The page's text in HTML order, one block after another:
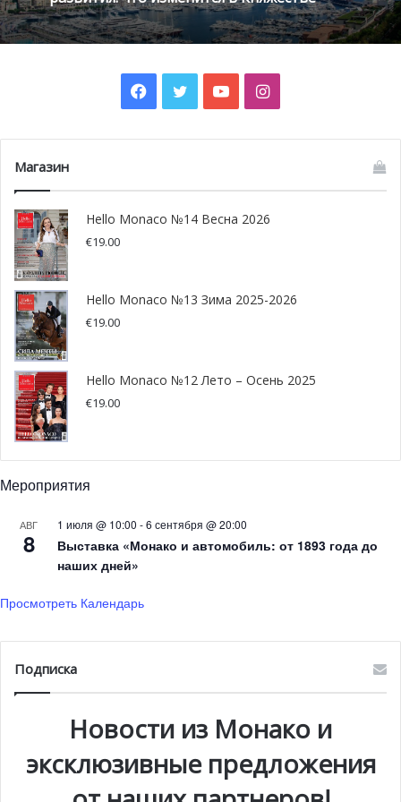
ожидается, будет завершена в первом квартале 2020
года.
«Философские встречи Монако» приглашают обсудить в
2020 году Историю и Время
На 2020 год «Философские встречи» предлагают
захватывающую программу. Первый семинар,
прошедший в Театре варьете 9 января, был посвящен
теме «История и время», он был представлен Рафаэлем
изучаться связь между временем, историей и
человечеством. Вся программа доступна на сайте:
Facebook
TwitterYouTubeInstagram
Магазин
Hello Monaco №14 Весна 2026
€19.00
Hello Monaco №13 Зима 2025-2026
€19.00
Hello Monaco №12 Лето – Осень 2025
€19.00
Мероприятия
АВГ
8
1 июля @ 10:00 -6 сентября @ 20:00
Выставка «Монако и автомобиль: от 1893 года до
наших дней»
Просмотреть Календарь
Подписка
Новости из Монако и
эксклюзивные предложения